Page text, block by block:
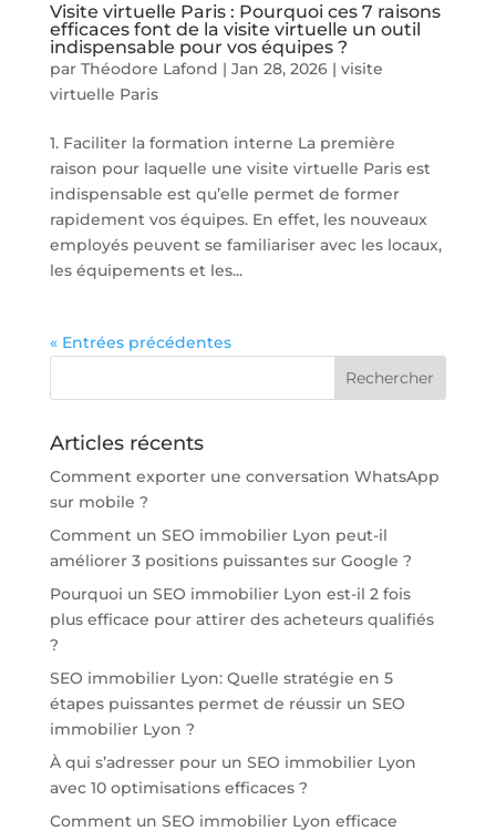
Visite virtuelle Paris : Pourquoi ces 7 raisons
efficaces font de la visite virtuelle un outil
indispensable pour vos équipes ?
par Théodore Lafond | Jan 28, 2026| visite
virtuelle Paris
1. Faciliter la formation interne La première
raison pour laquelle une visite virtuelle Paris est
indispensable est qu’elle permet de former
rapidement vos équipes. En effet, les nouveaux
employés peuvent se familiariser avec les locaux,
les équipements et les...
« Entrées précédentes
Articles récents
Comment exporter une conversation WhatsApp
sur mobile ?
Comment un SEO immobilier Lyon peut-il
améliorer 3 positions puissantes sur Google ?
Pourquoi un SEO immobilier Lyon est-il 2 fois
plus efficace pour attirer des acheteurs qualifiés
?
SEO immobilier Lyon: Quelle stratégie en 5
étapes puissantes permet de réussir un SEO
immobilier Lyon ?
À qui s’adresser pour un SEO immobilier Lyon
avec 10 optimisations efficaces ?
Comment un SEO immobilier Lyon efficace